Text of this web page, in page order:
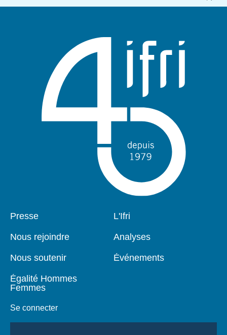
Pied
Presse
Nous rejoindre
Nous soutenir
Égalité Hommes
Femmes
Se connecter
Navigation
L'Ifri
Analyses
Événements